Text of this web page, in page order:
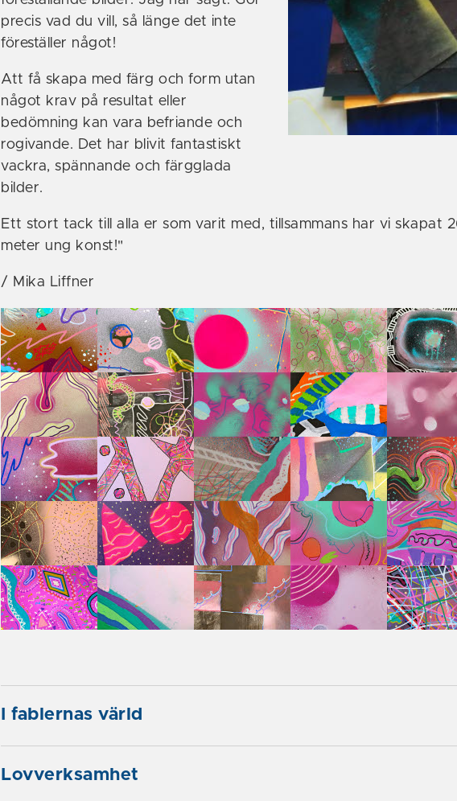
precis vad du vill, så länge det inte
föreställer något!
Att få skapa med färg och form utan
något krav på resultat eller
bedömning kan vara befriande och
rogivande. Det har blivit fantastiskt
vackra, spännande och färgglada
bilder.
Ett stort tack till alla er som varit med, tillsammans har vi skapat
meter ung konst!"
/ Mika Liffner
I fablernas värld
Lovverksamhet